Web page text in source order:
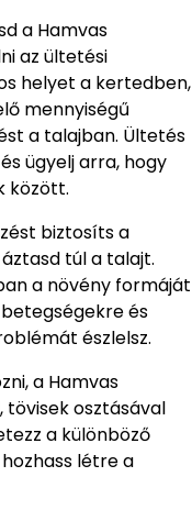
a Hamvas
az ültetési
helyet a kertedben,
mennyiségű
a talajban. Ültetés
ügyelj arra, hogy
között.
biztosíts a
túl a talajt.
a növény formáját
és
észlelsz.
a Hamvas
osztásával
a különböző
létre a